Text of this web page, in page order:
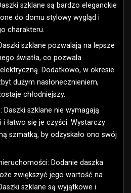
szklane są bardzo eleganckie
do domu stylowy wygląd i
charakteru.
szklane pozwalają na lepsze
światła, co pozwala
Dodatkowo, w okresie
dużym nasłonecznieniem,
chłodniejszy.
szklane nie wymagają
łatwo się je czyści. Wystarczy
szmatką, by odzyskało ono swój
Dodanie daszka
zwiększyć jego wartość na
szklane są wyjątkowe i